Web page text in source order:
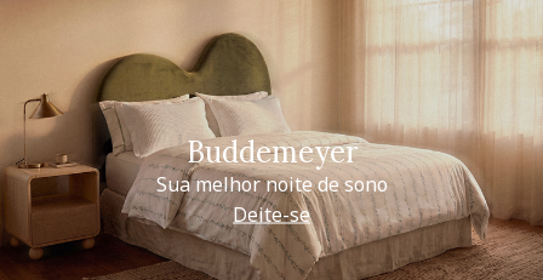
Buddemeyer
Sua melhor noite de sono
Deite-se